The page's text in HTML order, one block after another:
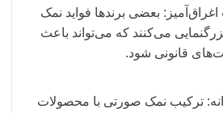
بعضی برندها فواید نمک
می‌کنند که می‌تواند باعث
قانونی شود.
ترکیب نمک صورتی با محصولات